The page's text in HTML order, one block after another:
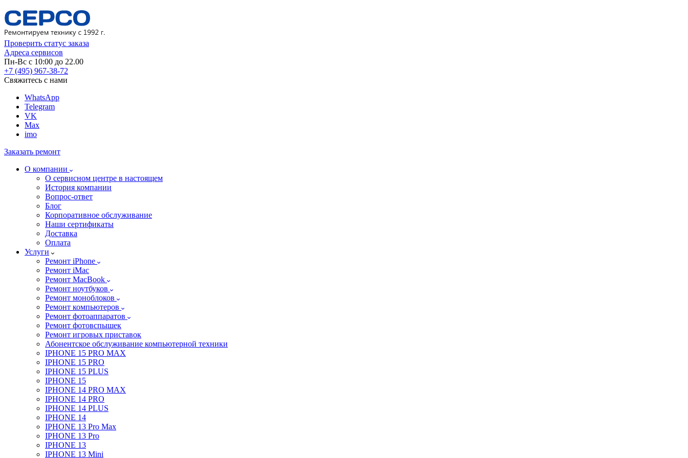
Проверить статус заказа
Адреса сервисов
Пн-Вс с 10:00 до 22.00
+7 (495) 967-38-72
Свяжитесь с нами
WhatsApp
Telegram
VK
Max
imo
Заказать ремонт
О компании
О сервисном центре в настоящем
История компании
Вопрос-ответ
Блог
Корпоративное обслуживание
Наши сертификаты
Доставка
Оплата
Услуги
Ремонт iPhone
Ремонт iMac
Ремонт MacBook
Ремонт ноутбуков
Ремонт моноблоков
Ремонт компьютеров
Ремонт фотоаппаратов
Ремонт фотовспышек
Ремонт игровых приставок
Абонентское обслуживание компьютерной техники
IPHONE 15 PRO MAX
IPHONE 15 PRO
IPHONE 15 PLUS
IPHONE 15
IPHONE 14 PRO MAX
IPHONE 14 PRO
IPHONE 14 PLUS
IPHONE 14
IPHONE 13 Pro Max
IPHONE 13 Pro
IPHONE 13
IPHONE 13 Mini